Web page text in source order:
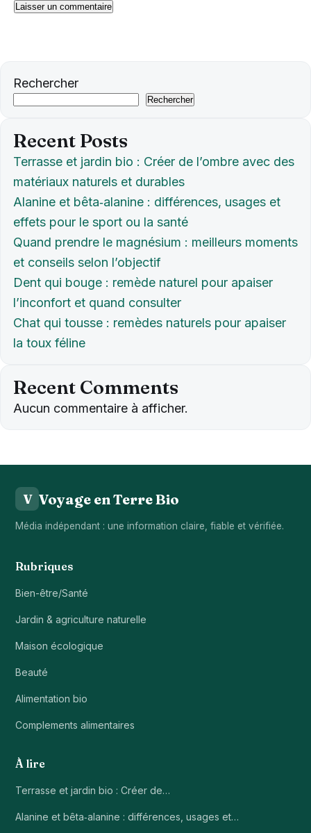
Rechercher
Rechercher
Recent Posts
Terrasse et jardin bio : Créer de l’ombre avec des
matériaux naturels et durables
Alanine et bêta‑alanine : différences, usages et
effets pour le sport ou la santé
Quand prendre le magnésium : meilleurs moments
et conseils selon l’objectif
Dent qui bouge : remède naturel pour apaiser
l’inconfort et quand consulter
Chat qui tousse : remèdes naturels pour apaiser
la toux féline
Recent Comments
Aucun commentaire à afficher.
V Voyage en Terre Bio
Média indépendant : une information claire, fiable et vérifiée.
Rubriques
Bien-être/Santé
Jardin & agriculture naturelle
Maison écologique
Beauté
Alimentation bio
Complements alimentaires
À lire
Terrasse et jardin bio : Créer de…
Alanine et bêta‑alanine : différences, usages et…